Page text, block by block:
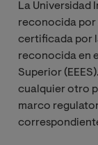
La Universidad
reconocida por
certificada por
reconocida en
Superior
cualquier otro
marco